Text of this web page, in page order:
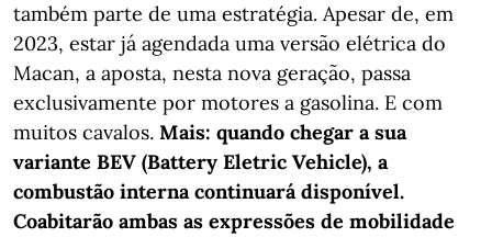
também parte de uma estratégia. Apesar de, em
2023, estar já agendada uma versão elétrica do
Macan, a aposta, nesta nova geração, passa
exclusivamente por motores a gasolina. E com
muitos cavalos. Mais: quando chegar a sua
variante BEV (Battery Eletric Vehicle), a
combustão interna continuará disponível.
Coabitarão ambas as expressões de mobilidade